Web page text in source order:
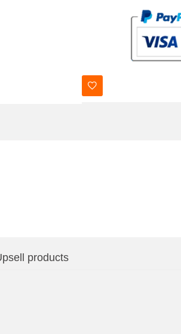
products